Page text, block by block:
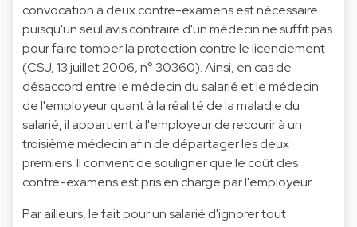
convocation à deux contre-examens est nécessaire
puisqu'un seul avis contraire d'un médecin ne suffit pas
pour faire tomber la protection contre le licenciement
(CSJ, 13 juillet 2006, n° 30360). Ainsi, en cas de
désaccord entre le médecin du salarié et le médecin
de l'employeur quant à la réalité de la maladie du
salarié, il appartient à l'employeur de recourir à un
troisième médecin afin de départager les deux
premiers. Il convient de souligner que le coût des
contre-examens est pris en charge par l'employeur.
Par ailleurs, le fait pour un salarié d'ignorer tout